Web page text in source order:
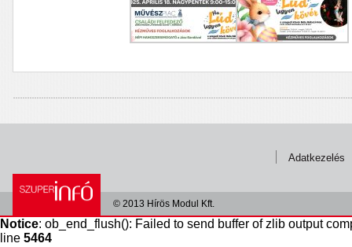
Adatkezelés
© 2013 Hírös Modul Kft.
Notice: ob_end_flush(): Failed to send buffer of zlib output
line 5464